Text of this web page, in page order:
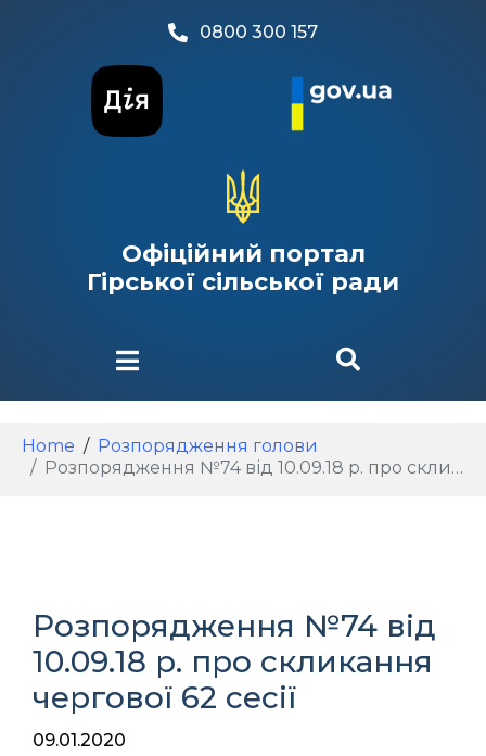
0800 300 157
Офіційний портал
Гірської сільської ради
Home
Розпорядження голови
Розпорядження №74 від 10.09.18 р. про скликання чергової 62 сесії
Розпорядження №74 від
10.09.18 р. про скликання
чергової 62 сесії
09.01.2020